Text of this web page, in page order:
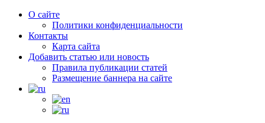
О сайте
Политики конфиденциальности
Контакты
Карта сайта
Добавить статью или новость
Правила публикации статей
Размещение баннера на сайте